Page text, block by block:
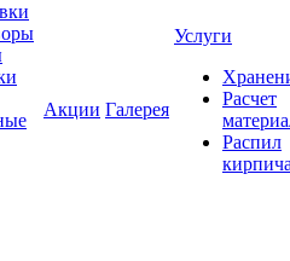
Акции Галерея
Услуги
Расчет
Распил